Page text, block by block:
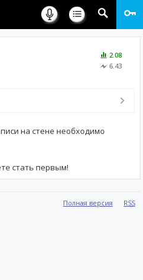
2.08
6.43
на стене необходимо
стать первым!
Полная версия RSS